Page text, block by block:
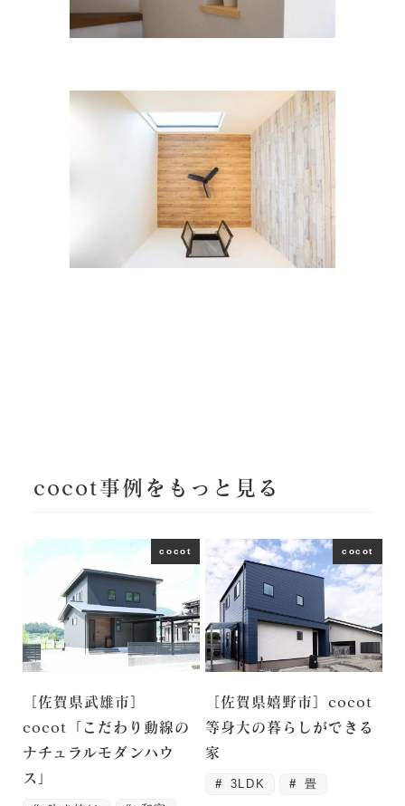
cocot事例をもっと見る
cocot
［佐賀県武雄市］
cocot「こだわり動線の
ナチュラルモダンハウ
ス」
cocot
［佐賀県嬉野市］cocot
等身大の暮らしができる
家
3LDK 畳